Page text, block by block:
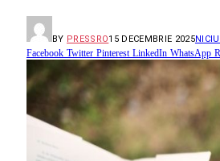
BY PRESSRO15 DECEMBRIE 2025
Facebook Twitter Pinterest LinkedIn WhatsApp